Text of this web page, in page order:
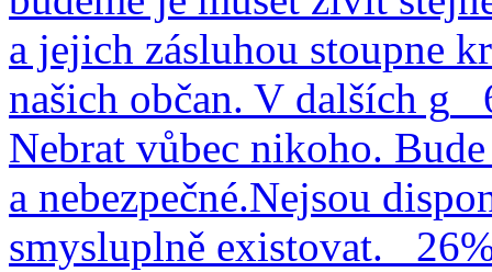
a jejich zásluhou stoupne
našich občan. V dalších g
Nebrat vůbec nikoho.
a nebezpečné.Nejsou
smysluplně existovat.